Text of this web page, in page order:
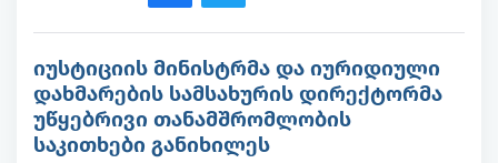
იუსტიციის მინისტრმა და იურიდიული
დახმარების სამსახურის დირექტორმა
უწყებრივი თანამშრომლობის
საკითხები განიხილეს